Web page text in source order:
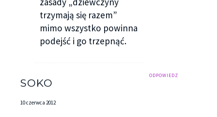
mimowolnie spuściłam wzrok.
– Tak tylko się droczę – zamruczał. Jego śmiech był
ciepły i nie było w nim ani śladu drwiny. – Zostawię
Kiedy zniknął za drzwiami, przez chwilę
milczeliśmy zakłopotani. W końcu to Oliwer
trzymają się razem”
mimo wszystko powinna
podejść i go trzepnąć.
ODPOWIEDZ
SOKO
10 czerwca 2012